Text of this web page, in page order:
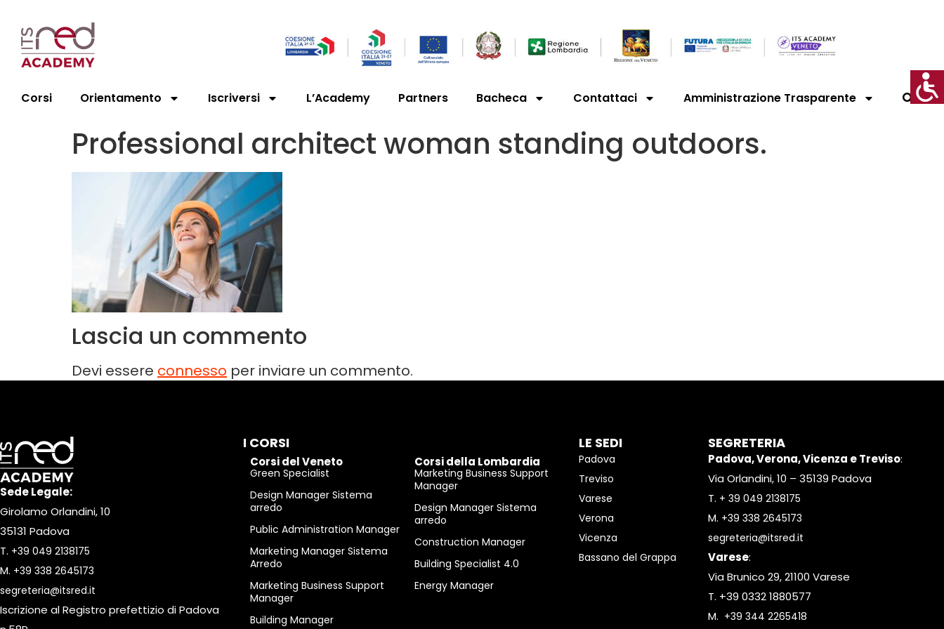
Corsi Orientamento Iscriversi L’Academy Partners Bacheca Contattaci Amministrazione Trasparente
Professional architect woman standing outdoors.
Lascia un commento
Devi essere connesso per inviare un commento.
Sede Legale:
Girolamo Orlandini, 10
35131 Padova
T. +39 049 2138175
M. +39 338 2645173
segreteria@itsred.it
Iscrizione al Registro prefettizio di Padova
I CORSI
Corsi del Veneto
Green Specialist
Design Manager Sistema
arredo
Public Administration Manager
Marketing Manager Sistema
Arredo
Marketing Business Support
Manager
Building Manager
Corsi della Lombardia
Marketing Business Support
Manager
Design Manager Sistema
arredo
Construction Manager
Building Specialist 4.0
Energy Manager
LE SEDI
Padova
Treviso
Varese
Verona
Vicenza
Bassano del Grappa
SEGRETERIA
Padova, Verona, Vicenza e Treviso:
Via Orlandini, 10 – 35139 Padova
T. + 39 049 2138175
M. +39 338 2645173
segreteria@itsred.it
Varese:
Via Brunico 29, 21100 Varese
T. +39 0332 1880577
M. +39 344 2265418